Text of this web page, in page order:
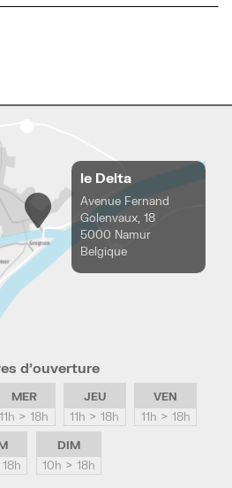
le Delta
Avenue Fernand
Golenvaux, 18
5000 Namur
Belgique
d’ouverture
MER
11h > 18h
JEU
11h > 18h
VEN
11h > 18h
DIM
10h > 18h